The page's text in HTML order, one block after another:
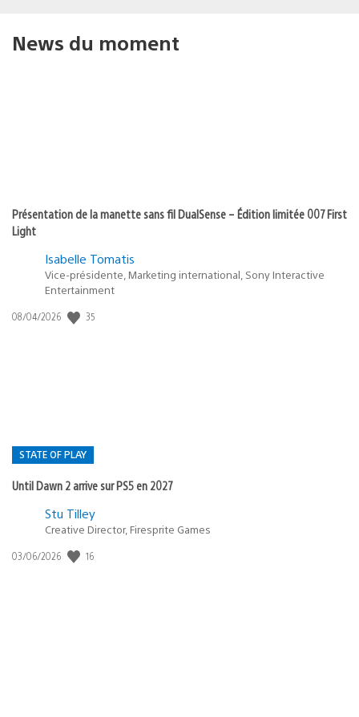
News du moment
Présentation de la manette sans fil DualSense – Édition limitée 007 First
Light
Isabelle Tomatis
Vice-présidente, Marketing international, Sony Interactive
Entertainment
Date
08/04/2026 35
STATE OF PLAY
Until Dawn 2 arrive sur PS5 en 2027
Postée
:
state
Stu Tilley
Creative Director, Firesprite Games
Date
03/06/2026 16